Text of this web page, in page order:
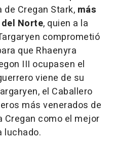
de Cregan Stark, más
Norte, quien a la
comprometió
que Rhaenyra
III ocupasen el
viene de su
el Caballero
más venerados de
como el mejor
luchado.